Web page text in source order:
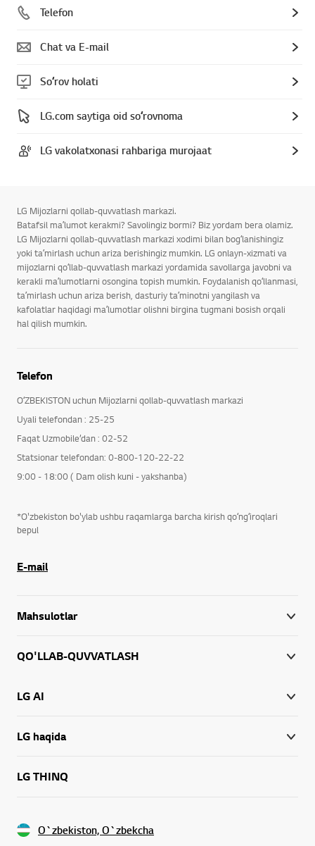
Telefon
Chat va E-mail
Soʻrov holati
LG.com saytiga oid soʻrovnoma
LG vakolatxonasi rahbariga murojaat
LG Mijozlarni qollab-quvvatlash markazi.
Batafsil maʼlumot kerakmi? Savolingiz bormi? Biz yordam bera olamiz.
LG Mijozlarni qollab-quvvatlash markazi xodimi bilan bogʻlanishingiz
yoki taʼmirlash uchun ariza berishingiz mumkin. LG onlayn-xizmati va
mijozlarni qoʻllab-quvvatlash markazi yordamida savollarga javobni va
kerakli maʼlumotlarni osongina topish mumkin. Foydalanish qoʻllanmasi,
taʼmirlash uchun ariza berish, dasturiy taʼminotni yangilash va
kafolatlar haqidagi maʼlumotlar olishni birgina tugmani bosish orqali
hal qilish mumkin.
Telefon
OʻZBEKISTON uchun Mijozlarni qollab-quvvatlash markazi
Uyali telefondan : 25-25
Faqat Uzmobile’dan : 02-52
Statsionar telefondan: 0-800-120-22-22
9:00 - 18:00 ( Dam olish kuni - yakshanba)
*O'zbekiston bo'ylab ushbu raqamlarga barcha kirish qoʻngʻiroqlari
bepul
E-mail
Mahsulotlar
QO'LLAB-QUVVATLASH
LG AI
LG haqida
LG THINQ
O`zbekiston, O`zbekcha